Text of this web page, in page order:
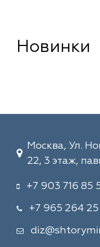
Новинки
Москва, Ул.
22, 3 этаж,
+7 903 716 85
+7 965 264 25